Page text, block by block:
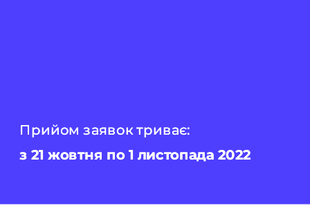
з 21 жовтня по 1 листопада 2022
з 21 жовтня по 1 листопада 2022